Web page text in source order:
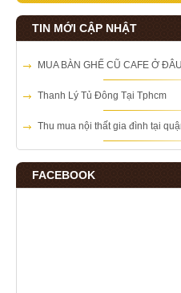
TIN MỚI CẬP NHẬT
MUA BÀN GHẾ CŨ CAFE Ở
Thanh Lý Tủ Đông Tại Tphcm
Thu mua nội thất gia đình tại
FACEBOOK